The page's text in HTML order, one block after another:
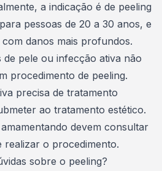
a indicação é de peeling
pessoas de 20 a 30 anos, e
danos mais profundos.
de pele ou infecção ativa não
procedimento de peeling.
precisa de tratamento
ao tratamento estético.
devem consultar
realizar o procedimento.
sobre o peeling?